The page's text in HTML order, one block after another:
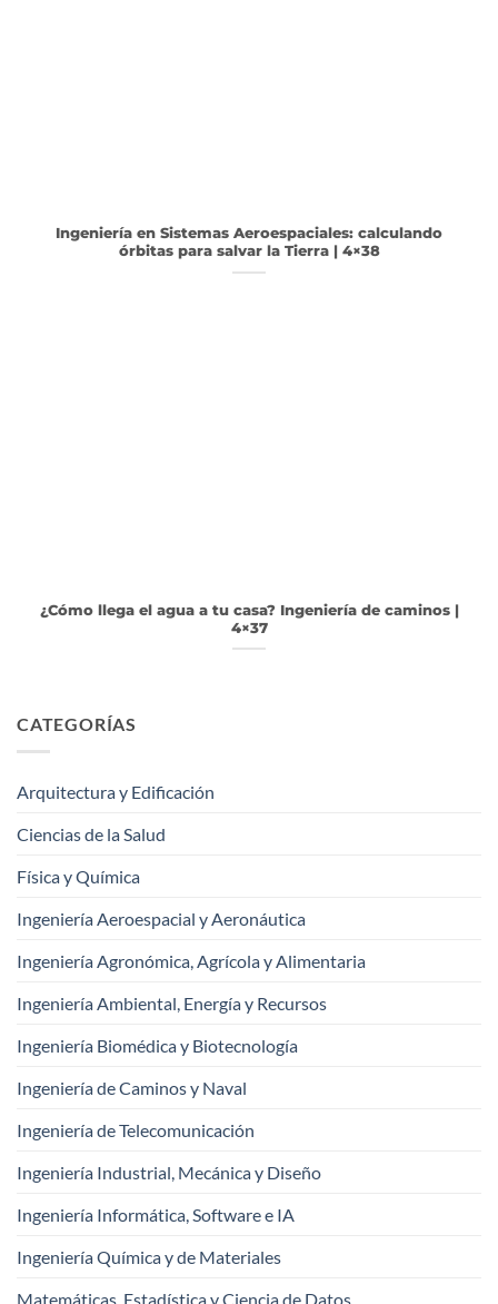
Ingeniería en Sistemas Aeroespaciales: calculando
órbitas para salvar la Tierra | 4×38
¿Cómo llega el agua a tu casa? Ingeniería de caminos |
4×37
CATEGORÍAS
Arquitectura y Edificación
Ciencias de la Salud
Física y Química
Ingeniería Aeroespacial y Aeronáutica
Ingeniería Agronómica, Agrícola y Alimentaria
Ingeniería Ambiental, Energía y Recursos
Ingeniería Biomédica y Biotecnología
Ingeniería de Caminos y Naval
Ingeniería de Telecomunicación
Ingeniería Industrial, Mecánica y Diseño
Ingeniería Informática, Software e IA
Ingeniería Química y de Materiales
Matemáticas, Estadística y Ciencia de Datos